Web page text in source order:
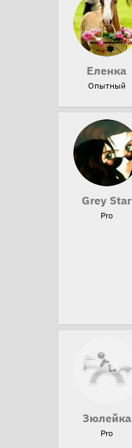
Еленка
Опытный
Grey Star
Pro
Зюлейка
Pro